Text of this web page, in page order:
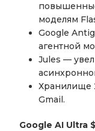
моделям
Google
агентной
Jules —
Хранилище
Gmail.
Google AI Ultra